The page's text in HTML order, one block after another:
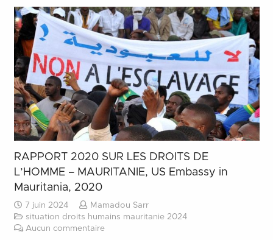
RAPPORT 2020 SUR LES DROITS DE
L’HOMME – MAURITANIE, US Embassy in
Mauritania, 2020
7 juin 2024
Mamadou Sarr
situation droits humains mauritanie 2024
Aucun commentaire